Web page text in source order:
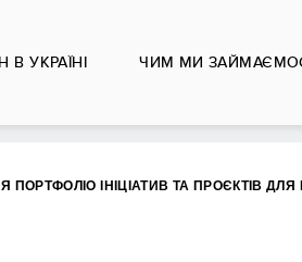
В УКРАЇНІ ЧИМ МИ
ПОРТФОЛІО ІНІЦІАТИВ ТА ПРОЄКТІВ ДЛЯ